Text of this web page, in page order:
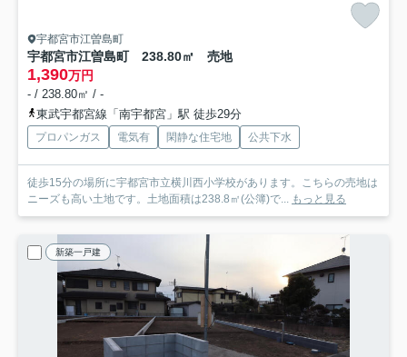
宇都宮市江曽島町
宇都宮市江曽島町 238.80㎡ 売地
1,390万円
- / 238.80㎡ / -
東武宇都宮線「南宇都宮」駅 徒歩29分
プロパンガス 電気有 閑静な住宅地 公共下水
徒歩15分の場所に宇都宮市立横川西小学校があります。こちらの売地は
ニーズも高い土地です。土地面積は238.8㎡(公簿)で... もっと見る
新築一戸建